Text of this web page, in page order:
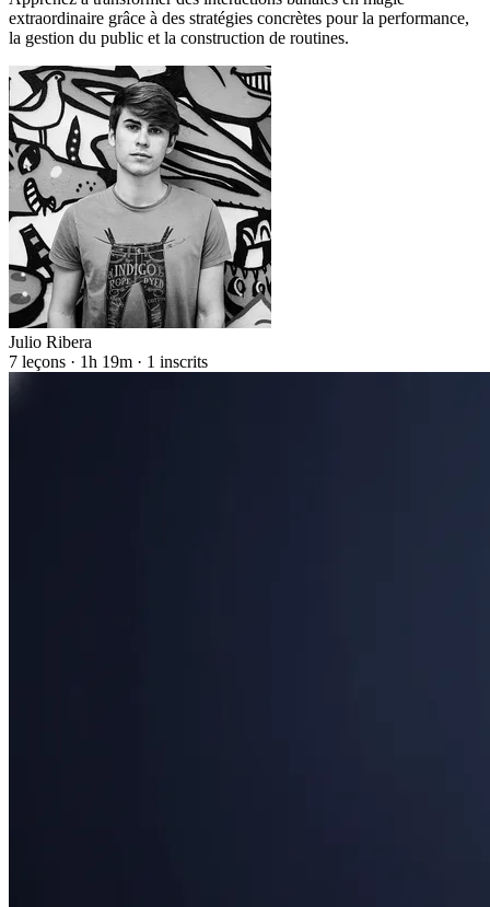
extraordinaire grâce à des stratégies concrètes pour la performance,
la gestion du public et la construction de routines.
Julio Ribera
7 leçons · 1h 19m · 1 inscrits